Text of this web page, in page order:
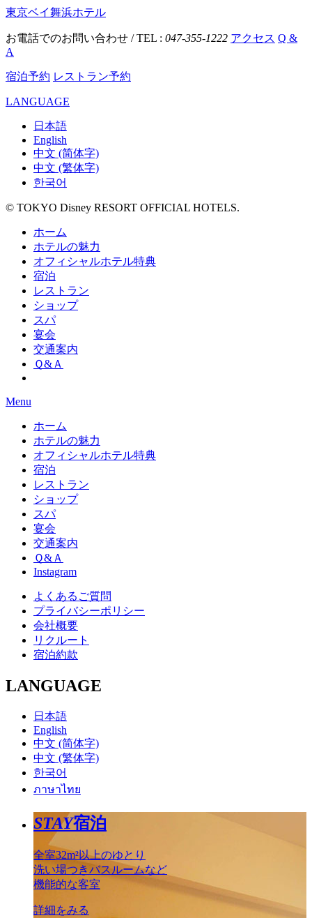
東京ベイ舞浜ホテル
お電話でのお問い合わせ / TEL : 047-355-1222 アクセス Q &
A
宿泊予約 レストラン予約
LANGUAGE
日本語
English
中文 (简体字)
中文 (繁体字)
한국어
© TOKYO Disney RESORT OFFICIAL HOTELS.
ホーム
ホテルの魅力
オフィシャルホテル特典
宿泊
レストラン
ショップ
スパ
宴会
交通案内
Ｑ&Ａ
Menu
ホーム
ホテルの魅力
オフィシャルホテル特典
宿泊
レストラン
ショップ
スパ
宴会
交通案内
Ｑ&Ａ
Instagram
よくあるご質問
プライバシーポリシー
会社概要
リクルート
宿泊約款
LANGUAGE
日本語
English
中文 (简体字)
中文 (繁体字)
한국어
ภาษาไทย
STAY宿泊
全室32m²以上のゆとり
洗い場つきバスルームなど
機能的な客室
詳細をみる